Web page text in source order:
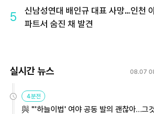
5
신남성연대 배인규 대표 사망…인천
파트서 숨진 채 발견
실시간 뉴스 08.07
4분전
與 "'하늘이법' 여야 공동 발의 괜찮아…그